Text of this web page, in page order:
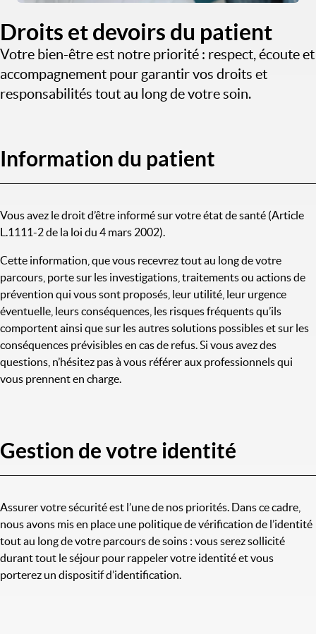
Droits et devoirs du patient
Votre bien-être est notre priorité : respect, écoute et
accompagnement pour garantir vos droits et
responsabilités tout au long de votre soin.
Information du patient
Vous avez le droit d’être informé sur votre état de santé (Article
L.1111-2 de la loi du 4 mars 2002).
Cette information, que vous recevrez tout au long de votre
parcours, porte sur les investigations, traitements ou actions de
prévention qui vous sont proposés, leur utilité, leur urgence
éventuelle, leurs conséquences, les risques fréquents qu’ils
comportent ainsi que sur les autres solutions possibles et sur les
conséquences prévisibles en cas de refus. Si vous avez des
questions, n’hésitez pas à vous référer aux professionnels qui
vous prennent en charge.
Gestion de votre identité
Assurer votre sécurité est l’une de nos priorités. Dans ce cadre,
nous avons mis en place une politique de vérification de l’identité
tout au long de votre parcours de soins : vous serez sollicité
durant tout le séjour pour rappeler votre identité et vous
porterez un dispositif d’identification.